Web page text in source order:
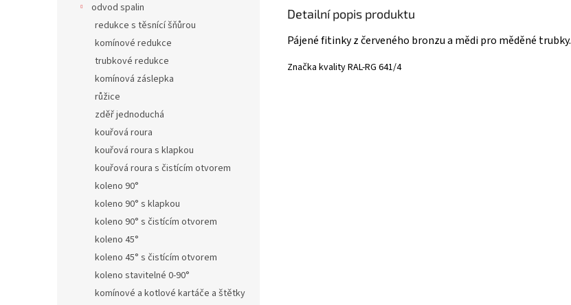
odvod spalin
redukce s těsnící šňůrou
komínové redukce
trubkové redukce
komínová záslepka
růžice
zděř jednoduchá
kouřová roura
kouřová roura s klapkou
kouřová roura s čistícím otvorem
koleno 90°
koleno 90° s klapkou
koleno 90° s čistícím otvorem
koleno 45°
koleno 45° s čistícím otvorem
koleno stavitelné 0-90°
komínové a kotlové kartáče a štětky
Detailní popis produktu
Pájené fitinky z červeného bronzu a mědi pro měděné trubky.
Značka kvality RAL-​RG 641/4